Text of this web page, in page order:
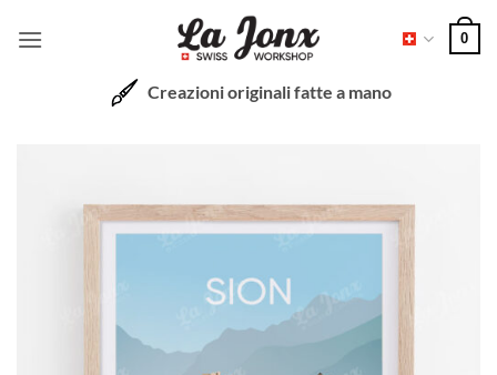
0
Creazioni originali fatte a mano